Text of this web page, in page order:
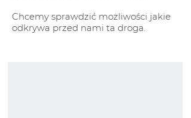
Chcemy sprawdzić możliwości jakie
odkrywa przed nami ta droga.